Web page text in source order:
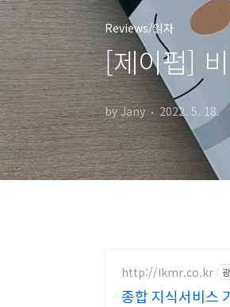
Reviews/읽자
[제이펍]
by Jany 2022. 5. 18.
http://ikmr.co.kr
종합 지식서비스